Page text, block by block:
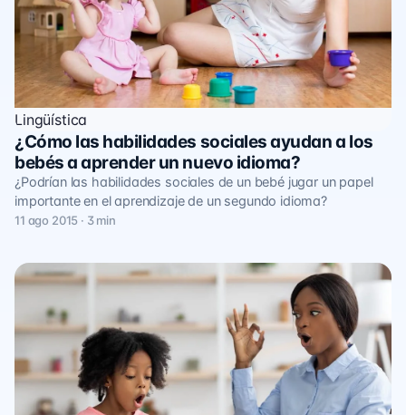
Lingüística
¿Cómo las habilidades sociales ayudan a los
bebés a aprender un nuevo idioma?
¿Podrían las habilidades sociales de un bebé jugar un papel
importante en el aprendizaje de un segundo idioma?
11 ago 2015 · 3 min